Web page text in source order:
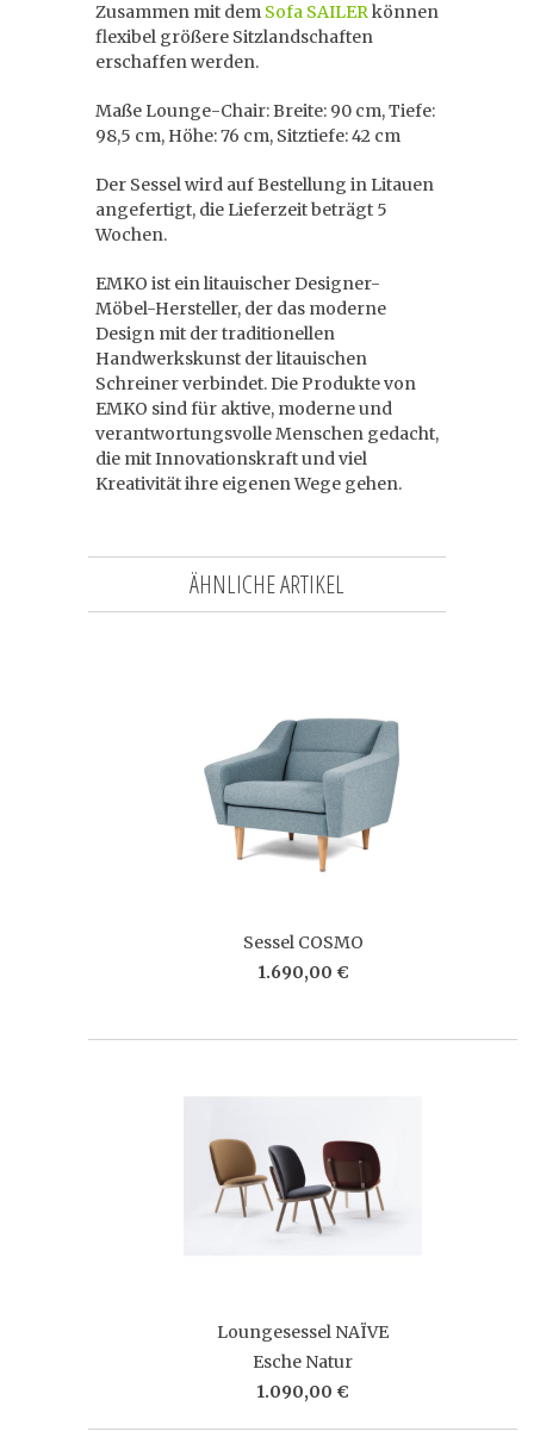
Zusammen mit dem Sofa SAILERkönnen
flexibel größere Sitzlandschaften
erschaffen werden.
Maße Lounge-Chair: Breite: 90 cm, Tiefe:
98,5 cm, Höhe: 76 cm, Sitztiefe: 42 cm
Der Sessel wird auf Bestellung in Litauen
angefertigt, die Lieferzeit beträgt 5
Wochen.
EMKO ist ein litauischer Designer-
Möbel-Hersteller, der das moderne
Design mit der traditionellen
Handwerkskunst der litauischen
Schreiner verbindet. Die Produkte von
EMKO sind für aktive, moderne und
verantwortungsvolle Menschen gedacht,
die mit Innovationskraft und viel
Kreativität ihre eigenen Wege gehen.
ÄHNLICHE ARTIKEL
Sessel COSMO
1.690,00 €
Loungesessel NAÏVE
Esche Natur
1.090,00 €